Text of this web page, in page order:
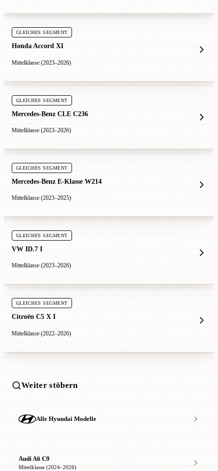
GLEICHES SEGMENT
Honda Accord XI
Mittelklasse (2023–2026)
GLEICHES SEGMENT
Mercedes-Benz CLE C236
Mittelklasse (2023–2026)
GLEICHES SEGMENT
Mercedes-Benz E-Klasse W214
Mittelklasse (2023–2025)
GLEICHES SEGMENT
VW ID.7 I
Mittelklasse (2023–2026)
GLEICHES SEGMENT
Citroën C5 X I
Mittelklasse (2022–2026)
Weiter stöbern
Alle Hyundai Modelle
Audi A6 C9
Mittelklasse (2024–2026)